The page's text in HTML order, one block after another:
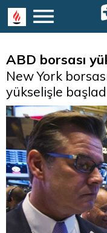
ABD borsası
New York
yükselişle